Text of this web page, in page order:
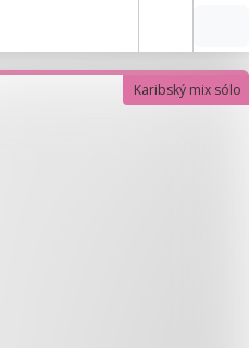
Karibský mix sólo